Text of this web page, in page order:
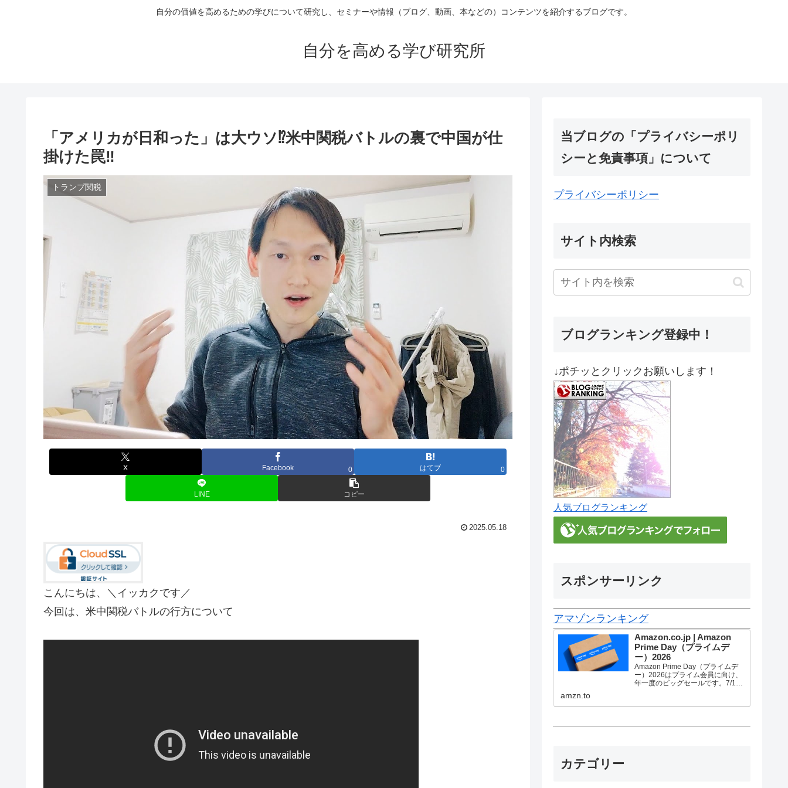
自分の価値を高めるための学びについて研究し、セミナーや情報（ブログ、動画、本などの）コンテンツを紹介するブログです。
自分を高める学び研究所
「アメリカが日和った」は大ウソ⁉︎米中関税バトルの裏で中国が仕
掛けた罠‼︎
トランプ関税
X Facebook 0 はてブ 0
LINE コピー
2025.05.18
こんにちは、＼イッカクです／
今回は、米中関税バトルの行方について
当ブログの「プライバシーポリ
シーと免責事項」について
プライバシーポリシー
サイト内検索
ブログランキング登録中！
↓ポチッとクリックお願いします！
人気ブログランキング
スポンサーリンク
アマゾンランキング
Amazon.co.jp | Amazon
Prime Day（プライムデ
ー）2026
Amazon Prime Day（プライムデ
ー）2026はプライム会員に向け、
年一度のビッグセールです。7/10
ら数多くのお買得商品が96時間に
amzn.to
カテゴリー